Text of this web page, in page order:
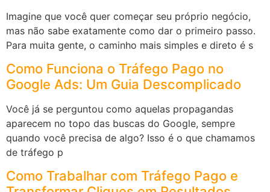
Imagine que você quer começar seu próprio negócio,
mas não sabe exatamente como dar o primeiro passo.
Para muita gente, o caminho mais simples e direto é s
Como Funciona o Tráfego Pago no
Google Ads: Um Guia Descomplicado
Você já se perguntou como aquelas propagandas
aparecem no topo das buscas do Google, sempre
quando você precisa de algo? Isso é o que chamamos
de tráfego p
Como Trabalhar com Tráfego Pago e